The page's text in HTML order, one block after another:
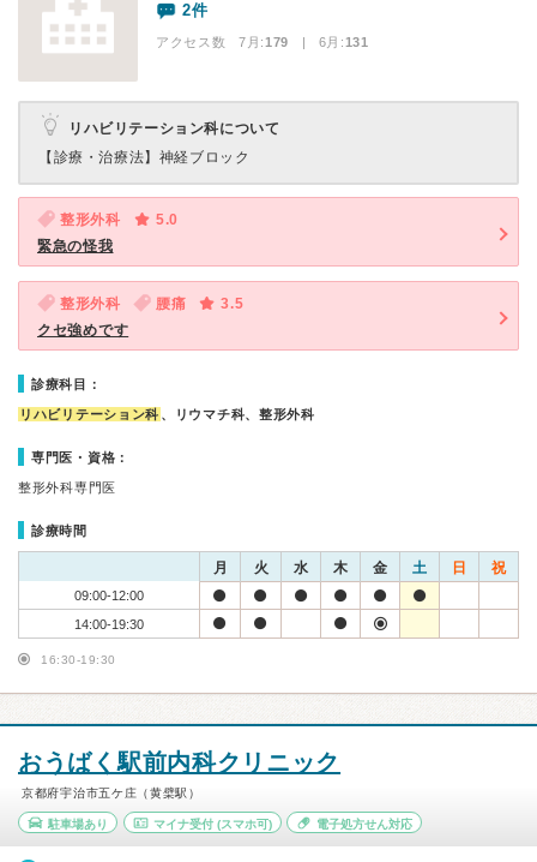
2件
アクセス数 7月:179 | 6月:131
リハビリテーション科について
【診療・治療法】 神経ブロック
整形外科
5.0
緊急の怪我
整形外科 腰痛
3.5
クセ強めです
診療科目：
リハビリテーション科 、リウマチ科、整形外科
専門医・資格：
整形外科専門医
診療時間
月 火 水 木 金 土 日 祝
09:00-12:00
14:00-19:30
16:30-19:30
おうばく駅前内科クリニック
京都府宇治市五ケ庄（黄檗駅）
駐車場あり マイナ受付(スマホ可) 電子処方せん対応